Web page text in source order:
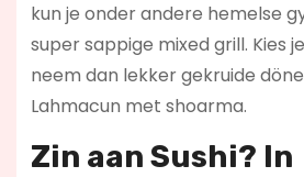
kun je onder andere hemelse
super sappige mixed grill. Kies
neem dan lekker gekruide
Lahmacun met shoarma.
Zin aan Sushi? In